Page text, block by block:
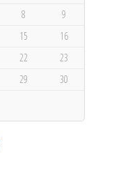
8
9
15
16
22
23
29
30